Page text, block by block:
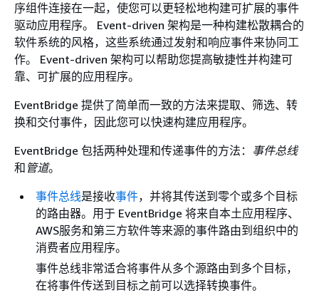
序组件连接在一起，使您可以更轻松地构建可扩展的事件
驱动应用程序。 Event-driven 架构是一种构建松散耦合的
软件系统的风格，这些系统通过发射和响应事件来协同工
作。 Event-driven 架构可以帮助您提高敏捷性并构建可
靠、可扩展的应用程序。
EventBridge 提供了简单而一致的方法来提取、筛选、转
换和交付事件，因此您可以快速构建应用程序。
EventBridge 包括两种处理和传递事件的方法： 事件总线
和 管道。
事件总线是接收事件，并将其传送到零个或多个目标
的路由器。用于 EventBridge 将来自本土应用程序、
AWS服务和第三方软件等来源的事件路由到组织中的
消费者应用程序。
事件总线非常适合将事件从多个源路由到多个目标，
在将事件传送到目标之前可以选择转换事件。